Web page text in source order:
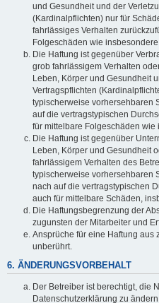
und Gesundheit und der
(Kardinalpflichten) nur für
fahrlässiges Verhalten
Folgeschäden wie
Die Haftung ist gegenüber
grob fahrlässigem Verhalten
Leben, Körper und Gesundheit
Vertragspflichten
typischerweise vorhersehbaren
auf die vertragstypischen
für mittelbare Folgeschäden wie
Die Haftung ist gegenüber
Leben, Körper und Gesundheit
fahrlässigem Verhalten des
typischerweise vorhersehbaren
nach auf die vertragstypischen
auch für mittelbare Schäden,
Die Haftungsbegrenzung der
zugunsten der Mitarbeiter und
Ansprüche für eine Haftung aus
unberührt.
6. ÄNDERUNGSVORBEHALT
Der Betreiber ist berechtigt, die
Datenschutzerklärung zu